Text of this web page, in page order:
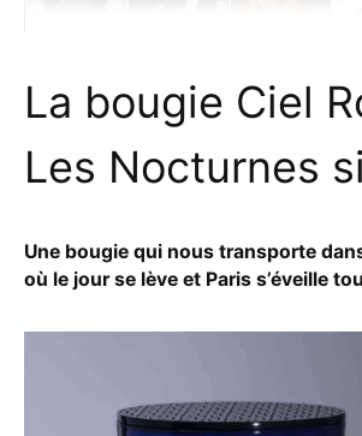
La bougie Ciel
Les Nocturnes
Une bougie qui nous transporte
où le jour se lève et Paris s’éveille